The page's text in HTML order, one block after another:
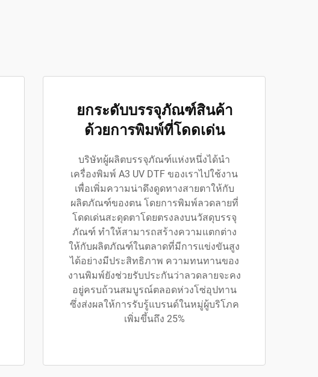
ยกระดับบรรจุภัณฑ์สินค้า
ด้วยการพิมพ์ที่โดดเด่น
บริษัทผู้ผลิตบรรจุภัณฑ์แห่งหนึ่งได้นำ
เครื่องพิมพ์ A3 UV DTF ของเราไปใช้งาน
เพื่อเพิ่มความน่าดึงดูดทางสายตาให้กับ
ผลิตภัณฑ์ของตน โดยการพิมพ์ลวดลายที่
โดดเด่นสะดุดตาโดยตรงลงบนวัสดุบรรจุ
ภัณฑ์ ทำให้สามารถสร้างความแตกต่าง
ให้กับผลิตภัณฑ์ในตลาดที่มีการแข่งขันสูง
ได้อย่างมีประสิทธิภาพ ความทนทานของ
งานพิมพ์ยังช่วยรับประกันว่าลวดลายจะคง
อยู่ครบถ้วนสมบูรณ์ตลอดห่วงโซ่อุปทาน
ซึ่งส่งผลให้การรับรู้แบรนด์ในหมู่ผู้บริโภค
เพิ่มขึ้นถึง 25%